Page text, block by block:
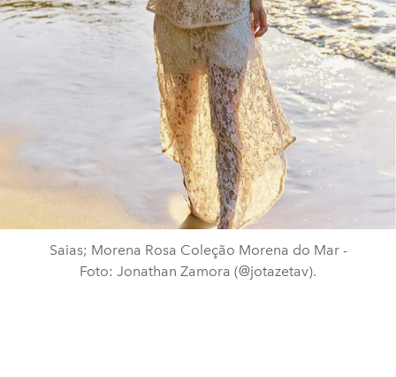
Saias; Morena Rosa Coleção Morena do Mar -
Foto: Jonathan Zamora (@jotazetav).